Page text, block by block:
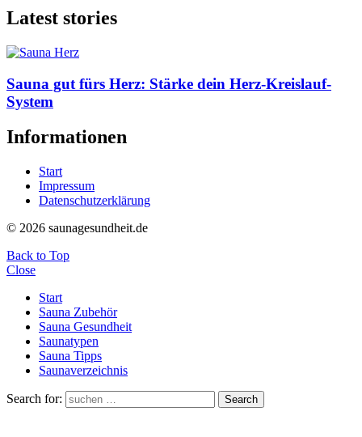
Latest stories
Sauna gut fürs Herz: Stärke dein Herz-Kreislauf-
System
Informationen
Start
Impressum
Datenschutzerklärung
© 2026 saunagesundheit.de
Back to Top
Close
Start
Sauna Zubehör
Sauna Gesundheit
Saunatypen
Sauna Tipps
Saunaverzeichnis
Search for: Search